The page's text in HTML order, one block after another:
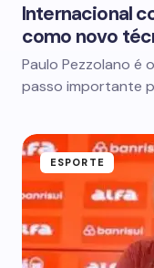
Internacional
como novo
Paulo Pezzolano é
passo importante
ESPORTE